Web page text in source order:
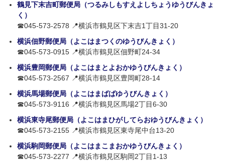
鶴見下末吉町郵便局（つるみしもすえよしちょうゆうびんきょ
く）
☎045-573-2578 📍横浜市鶴見区下末吉1丁目31-20
横浜佃野郵便局（よこはまつくのゆうびんきょく）
☎045-573-0915 📍横浜市鶴見区佃野町24-34
横浜豊岡郵便局（よこはまとよおかゆうびんきょく）
☎045-573-2567 📍横浜市鶴見区豊岡町28-14
横浜馬場郵便局（よこはまばばゆうびんきょく）
☎045-573-9116 📍横浜市鶴見区馬場2丁目6-30
横浜東寺尾郵便局（よこはまひがしてらおゆうびんきょく）
☎045-573-2155 📍横浜市鶴見区東寺尾中台13-20
横浜駒岡郵便局（よこはまこまおかゆうびんきょく）
☎045-573-2277 📍横浜市鶴見区駒岡2丁目1-13